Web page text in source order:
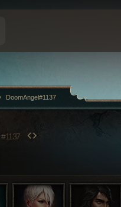
#1137
DoomAngel#1137